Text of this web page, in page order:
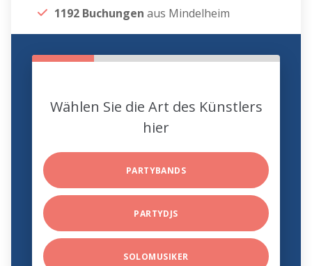
1192 Buchungen aus Mindelheim
Wählen Sie die Art des Künstlers
hier
PARTYBANDS
PARTYDJS
SOLOMUSIKER